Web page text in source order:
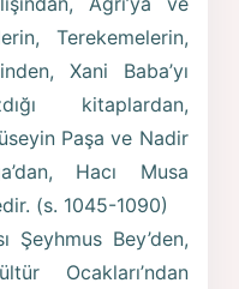
Terekemelerin,
Xani Baba’yı
kitaplardan,
Paşa ve Nadir
Hacı Musa
(s. 1045-1090)
Şeyhmus Bey’den,
Ocakları’ndan